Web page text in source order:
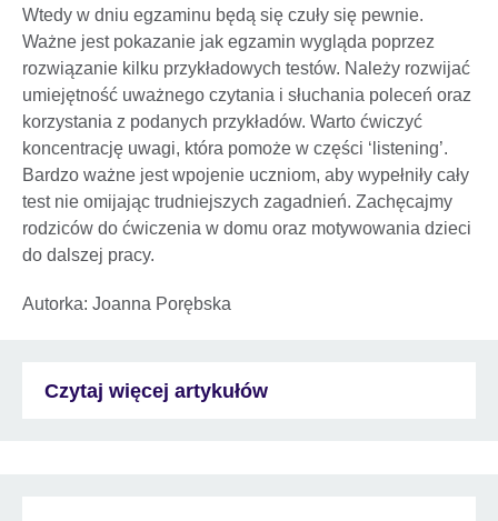
Wtedy w dniu egzaminu będą się czuły się pewnie.
Ważne jest pokazanie jak egzamin wygląda poprzez
rozwiązanie kilku przykładowych testów. Należy rozwijać
umiejętność uważnego czytania i słuchania poleceń oraz
korzystania z podanych przykładów. Warto ćwiczyć
koncentrację uwagi, która pomoże w części ‘listening’.
Bardzo ważne jest wpojenie uczniom, aby wypełniły cały
test nie omijając trudniejszych zagadnień. Zachęcajmy
rodziców do ćwiczenia w domu oraz motywowania dzieci
do dalszej pracy.
Autorka: Joanna Porębska
Czytaj więcej artykułów